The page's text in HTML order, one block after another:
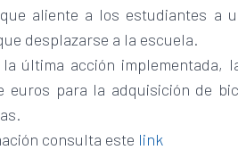
aliente a los estudiantes a
desplazarse a la escuela.
última acción implementada,
euros para la adquisición de
consulta este link